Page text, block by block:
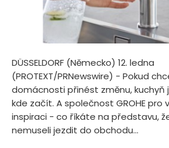
DÜSSELDORF (Německo) 12. ledna
(PROTEXT/PRNewswire) - Pokud
domácnosti přinést změnu, kuchyň
kde začít. A společnost GROHE pro
inspiraci - co říkáte na představu,
nemuseli jezdit do obchodu...